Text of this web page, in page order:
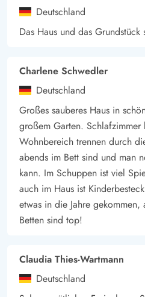
Deutschland
Das Haus und das Grundstück
Charlene Schwedler
Deutschland
Großes sauberes Haus in
großem Garten. Schlafzimmer
Wohnbereich trennen durch
abends im Bett sind und man
kann. Im Schuppen ist viel
auch im Haus ist
etwas in die Jahre
Betten sind top!
Claudia Thies-Wartmann
Deutschland